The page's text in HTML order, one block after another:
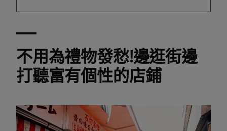
不用為禮物發愁!邊逛街邊
打聽富有個性的店鋪